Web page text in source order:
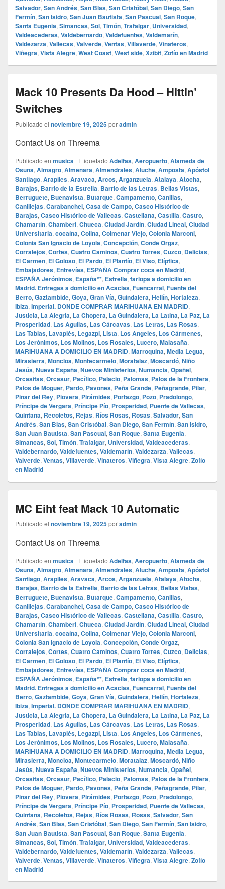
Salvador, San Andrés, San Blas, San Cristóbal, San Diego, San
Fermín, San Isidro, San Juan Bautista, San Pascual, San Roque,
Santa Eugenia, Simancas, Sol, Timón, Trafalgar, Universidad,
Valdeacederas, Valdebernardo, Valdefuentes, Valdemarín,
Valdezarza, Vallecas, Valverde, Ventas, Villaverde, Vinateros,
Viñegra, Vista Alegre, West Coast, West side, Xzibit, Zofío en Madrid
Mack 10 Presents Da Hood – Hittin’
Switches
Publicado el noviembre 19, 2025poradmin
Contact Us on Threema
Publicado en musica | Etiquetado Adelfas, Aeropuerto, Alameda de
Osuna, Almagro, Almenara, Almendrales, Aluche, Amposta, Apóstol
Santiago, Arapiles, Aravaca, Arcos, Arganzuela, Atalaya, Atocha,
Barajas, Barrio de la Estrella, Barrio de las Letras, Bellas Vistas,
Berruguete, Buenavista, Butarque, Campamento, Canillas,
Canillejas, Carabanchel, Casa de Campo, Casco Histórico de
Barajas, Casco Histórico de Vallecas, Castellana, Castilla, Castro,
Chamartín, Chamberí, Chueca, Ciudad Jardín, Ciudad Lineal, Ciudad
Universitaria, cocaína, Colina, Colmenar Viejo, Colonia Marconi,
Colonia San Ignacio de Loyola, Concepción, Conde Orgaz,
Corralejos, Cortes, Cuatro Caminos, Cuatro Torres, Cuzco, Delicias,
El Carmen, El Goloso, El Pardo, El Plantío, El Viso, Elíptica,
Embajadores, Entrevías, ESPAÑA Comprar coca en Madrid,
ESPAÑA Jerónimos, España**, Estrella, farlopa a domicilio en
Madrid. Entregas a domicilio en Acacias, Fuencarral, Fuente del
Berro, Gaztambide, Goya, Gran Vía, Guindalera, Hellín, Hortaleza,
Ibiza, Imperial. DONDE COMPRAR MARIHUANA EN MADRID,
Justicia, La Alegría, La Chopera, La Guindalera, La Latina, La Paz, La
Prosperidad, Las Aguilas, Las Cárcavas, Las Letras, Las Rosas,
Las Tablas, Lavapiés, Legazpi, Lista, Los Angeles, Los Cármenes,
Los Jerónimos, Los Molinos, Los Rosales, Lucero, Malasaña,
MARIHUANA A DOMICILIO EN MADRID, Marroquina, Media Legua,
Mirasierra, Moncloa, Montecarmelo, Moratalaz, Moscardó, Niño
Jesús, Nueva España, Nuevos Ministerios, Numancia, Opañel,
Orcasitas, Orcasur, Pacífico, Palacio, Palomas, Palos de la Frontera,
Palos de Moguer, Pardo, Pavones, Peña Grande, Peñagrande, Pilar,
Pinar del Rey, Piovera, Pirámides, Portazgo, Pozo, Pradolongo,
Príncipe de Vergara, Príncipe Pío, Prosperidad, Puente de Vallecas,
Quintana, Recoletos, Rejas, Ríos Rosas, Rosas, Salvador, San
Andrés, San Blas, San Cristóbal, San Diego, San Fermín, San Isidro,
San Juan Bautista, San Pascual, San Roque, Santa Eugenia,
Simancas, Sol, Timón, Trafalgar, Universidad, Valdeacederas,
Valdebernardo, Valdefuentes, Valdemarín, Valdezarza, Vallecas,
Valverde, Ventas, Villaverde, Vinateros, Viñegra, Vista Alegre, Zofío
en Madrid
MC Eiht feat Mack 10 Automatic
Publicado el noviembre 19, 2025poradmin
Contact Us on Threema
Publicado en musica | Etiquetado Adelfas, Aeropuerto, Alameda de
Osuna, Almagro, Almenara, Almendrales, Aluche, Amposta, Apóstol
Santiago, Arapiles, Aravaca, Arcos, Arganzuela, Atalaya, Atocha,
Barajas, Barrio de la Estrella, Barrio de las Letras, Bellas Vistas,
Berruguete, Buenavista, Butarque, Campamento, Canillas,
Canillejas, Carabanchel, Casa de Campo, Casco Histórico de
Barajas, Casco Histórico de Vallecas, Castellana, Castilla, Castro,
Chamartín, Chamberí, Chueca, Ciudad Jardín, Ciudad Lineal, Ciudad
Universitaria, cocaína, Colina, Colmenar Viejo, Colonia Marconi,
Colonia San Ignacio de Loyola, Concepción, Conde Orgaz,
Corralejos, Cortes, Cuatro Caminos, Cuatro Torres, Cuzco, Delicias,
El Carmen, El Goloso, El Pardo, El Plantío, El Viso, Elíptica,
Embajadores, Entrevías, ESPAÑA Comprar coca en Madrid,
ESPAÑA Jerónimos, España**, Estrella, farlopa a domicilio en
Madrid. Entregas a domicilio en Acacias, Fuencarral, Fuente del
Berro, Gaztambide, Goya, Gran Vía, Guindalera, Hellín, Hortaleza,
Ibiza, Imperial. DONDE COMPRAR MARIHUANA EN MADRID,
Justicia, La Alegría, La Chopera, La Guindalera, La Latina, La Paz, La
Prosperidad, Las Aguilas, Las Cárcavas, Las Letras, Las Rosas,
Las Tablas, Lavapiés, Legazpi, Lista, Los Angeles, Los Cármenes,
Los Jerónimos, Los Molinos, Los Rosales, Lucero, Malasaña,
MARIHUANA A DOMICILIO EN MADRID, Marroquina, Media Legua,
Mirasierra, Moncloa, Montecarmelo, Moratalaz, Moscardó, Niño
Jesús, Nueva España, Nuevos Ministerios, Numancia, Opañel,
Orcasitas, Orcasur, Pacífico, Palacio, Palomas, Palos de la Frontera,
Palos de Moguer, Pardo, Pavones, Peña Grande, Peñagrande, Pilar,
Pinar del Rey, Piovera, Pirámides, Portazgo, Pozo, Pradolongo,
Príncipe de Vergara, Príncipe Pío, Prosperidad, Puente de Vallecas,
Quintana, Recoletos, Rejas, Ríos Rosas, Rosas, Salvador, San
Andrés, San Blas, San Cristóbal, San Diego, San Fermín, San Isidro,
San Juan Bautista, San Pascual, San Roque, Santa Eugenia,
Simancas, Sol, Timón, Trafalgar, Universidad, Valdeacederas,
Valdebernardo, Valdefuentes, Valdemarín, Valdezarza, Vallecas,
Valverde, Ventas, Villaverde, Vinateros, Viñegra, Vista Alegre, Zofío
en Madrid